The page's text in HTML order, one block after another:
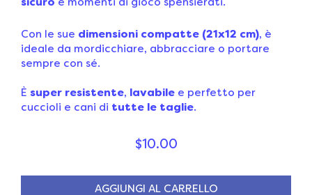
sicuro e momenti di gioco spensierati.
Con le sue dimensioni compatte (21x12 cm), è
ideale da mordicchiare, abbracciare o portare
sempre con sé.
È super resistente, lavabile e perfetto per
cuccioli e cani di tutte le taglie.
$10.00
AGGIUNGI AL CARRELLO